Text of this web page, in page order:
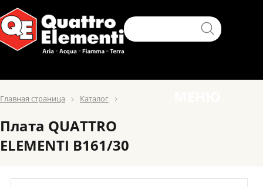
Главная страница Каталог
Плата QUATTRO
ELEMENTI B161/30